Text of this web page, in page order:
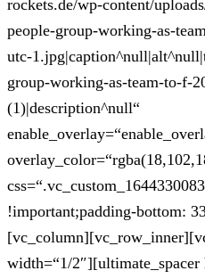
rockets.de/wp-content/
people-group-working-as-
utc-
group-working-as-team-to-f-
(1)|description^null“
!important;padding-bottom:
width=“1/2″][ultimate_spacer